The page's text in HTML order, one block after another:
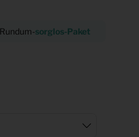
Investoren
Rundum-sorglos-Paket